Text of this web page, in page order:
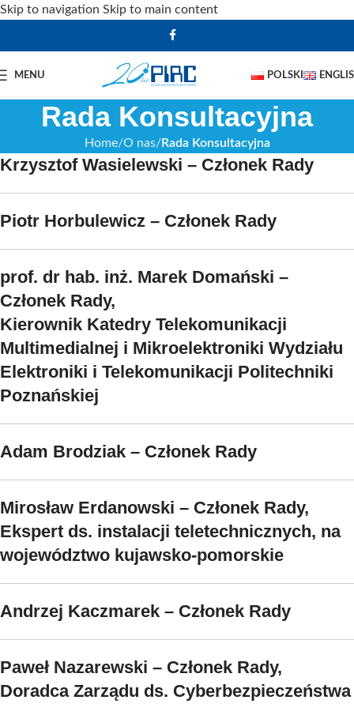
Skip to navigation Skip to main content
MENU POLSKI
Rada Konsultacyjna
Home O nas Rada Konsultacyjna
Krzysztof Wasielewski – Członek Rady
Piotr Horbulewicz – Członek Rady
prof. dr hab. inż. Marek Domański –
Członek Rady,
Kierownik Katedry Telekomunikacji
Multimedialnej i Mikroelektroniki Wydziału
Elektroniki i Telekomunikacji Politechniki
Poznańskiej
Adam Brodziak – Członek Rady
Mirosław Erdanowski – Członek Rady,
Ekspert ds. instalacji teletechnicznych, na
województwo kujawsko-pomorskie
Andrzej Kaczmarek – Członek Rady
Paweł Nazarewski – Członek Rady,
Doradca Zarządu ds. Cyberbezpieczeństwa